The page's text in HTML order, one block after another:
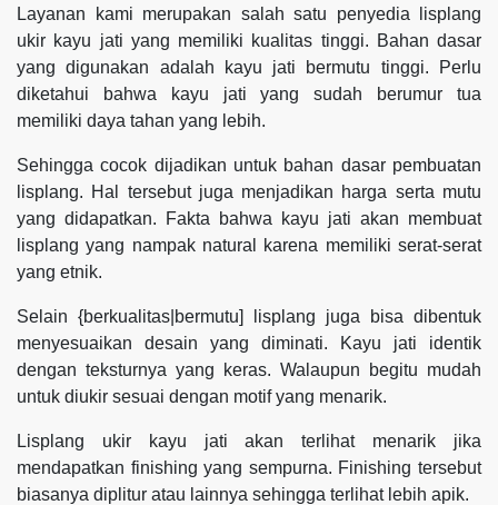
Layanan kami merupakan salah satu penyedia lisplang
ukir kayu jati yang memiliki kualitas tinggi. Bahan dasar
yang digunakan adalah kayu jati bermutu tinggi. Perlu
diketahui bahwa kayu jati yang sudah berumur tua
memiliki daya tahan yang lebih.
Sehingga cocok dijadikan untuk bahan dasar pembuatan
lisplang. Hal tersebut juga menjadikan harga serta mutu
yang didapatkan. Fakta bahwa kayu jati akan membuat
lisplang yang nampak natural karena memiliki serat-serat
yang etnik.
Selain {berkualitas|bermutu] lisplang juga bisa dibentuk
menyesuaikan desain yang diminati. Kayu jati identik
dengan teksturnya yang keras. Walaupun begitu mudah
untuk diukir sesuai dengan motif yang menarik.
Lisplang ukir kayu jati akan terlihat menarik jika
mendapatkan finishing yang sempurna. Finishing tersebut
biasanya diplitur atau lainnya sehingga terlihat lebih apik.